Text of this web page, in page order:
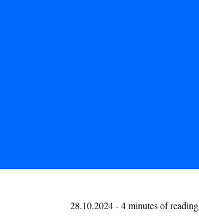
28.10.2024-4 minutes of reading